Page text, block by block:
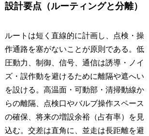
設計要点（ルーティングと分離）
ルートは短く直線的に計画し、点検・操
作通路を塞がないことが原則である。低
圧動力、制御、信号、通信は誘導・ノイ
ズ・誤作動を避けるために離隔や遮へい
を設ける。高温面・可動部・清掃動線か
らの離隔、点検口やバルブ操作スペース
の確保、将来の増設余裕（占有率）を見
込む。交差は直角に、並走は長距離を避